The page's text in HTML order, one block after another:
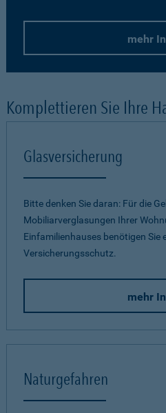
mehr
Komplettieren Sie Ihre
Glasversicherung
Bitte denken Sie daran: Für die
Mobiliarverglasungen Ihrer
Einfamilienhauses benötigen Sie
Versicherungsschutz.
mehr
Naturgefahren